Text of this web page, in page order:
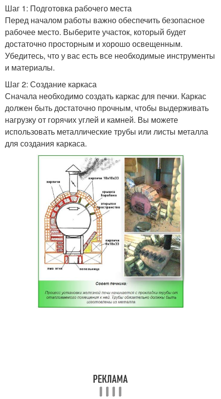
Шаг 1: Подготовка рабочего места
Перед началом работы важно обеспечить безопасное
рабочее место. Выберите участок, который будет
достаточно просторным и хорошо освещенным.
Убедитесь, что у вас есть все необходимые инструменты
и материалы.
Шаг 2: Создание каркаса
Сначала необходимо создать каркас для печки. Каркас
должен быть достаточно прочным, чтобы выдерживать
нагрузку от горячих углей и камней. Вы можете
использовать металлические трубы или листы металла
для создания каркаса.